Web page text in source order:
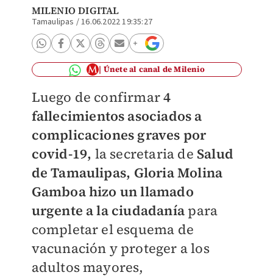
MILENIO DIGITAL
Tamaulipas /16.06.2022 19:35:27
Únete al canal de Milenio
Luego de confirmar4
fallecimientos asociados a
complicaciones graves por
covid-19, la secretaria de Salud
de Tamaulipas, Gloria Molina
Gamboa hizo un llamado
urgente a la ciudadanía para
completar el esquema de
vacunación y proteger a los
adultos mayores,